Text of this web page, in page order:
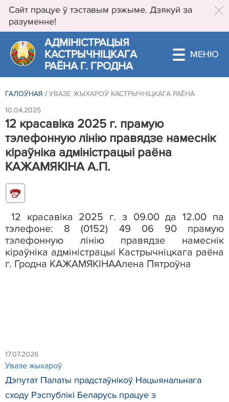
Сайт працуе ў тэставым рэжыме. Дзякуй за
разуменне!
АДМIНIСТРАЦЫЯ
КАСТРЫЧНIЦКАГА
РАЁНА Г. ГРОДНА
ГАЛОЎНАЯ / УВАЗЕ ЖЫХАРОЎ КАСТРЫЧНІЦКАГА РАЁНА
10.04.2025
12 красавіка 2025 г. прамую
тэлефонную лінію правядзе намеснік
кіраўніка адміністрацыі раёна
КАЖАМЯКІНА А.П.
12 красавіка 2025 г. з 09.00 да 12.00 па
тэлефоне: 8 (0152) 49 06 90 прамую
тэлефонную лінію правядзе намеснік
кіраўніка адміністрацыі Кастрычніцкага раёна
г. Гродна КАЖАМЯКІНААлена Пятроўна
17.07.2026
Увазе жыхароў
Дэпутат Палаты прадстаўнікоў Нацыянальнага
сходу Рэспублікі Беларусь працуе з